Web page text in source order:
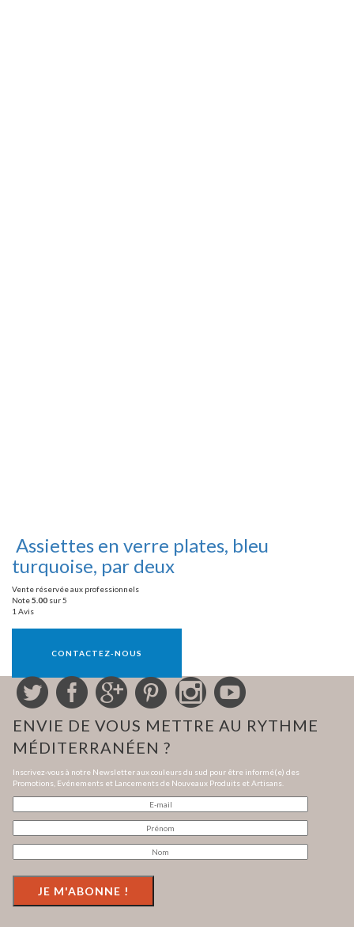
Assiettes en verre plates, bleu
turquoise, par deux
Vente réservée aux professionnels
Note5.00 sur 5
1 Avis
CONTACTEZ-NOUS
ENVIE DE VOUS METTRE AU RYTHME
MÉDITERRANÉEN ?
Inscrivez-vous à notre Newsletter aux couleurs du sud pour être informé(e) des
Promotions, Evénements et Lancements de Nouveaux Produits et Artisans.